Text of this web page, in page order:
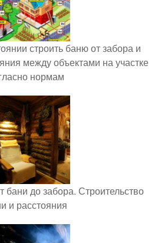
строить баню от забора и
между объектами на участке
нормам
до забора. Строительство
и расстояния